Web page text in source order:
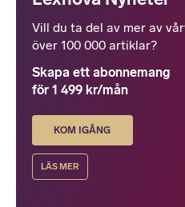
Vill du ta del av mer av
över 100 000 artiklar?
Skapa ett abonnemang
för 1 499 kr/mån
KOM IGÅNG
LÄS MER